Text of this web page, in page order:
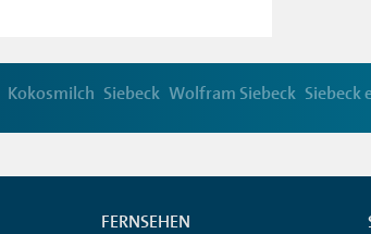
Kokosmilch Siebeck Wolfram Siebeck Siebeck
FERNSEHEN